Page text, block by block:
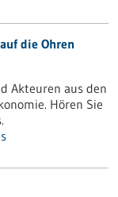
die Ohren
Akteuren aus den
Hören Sie